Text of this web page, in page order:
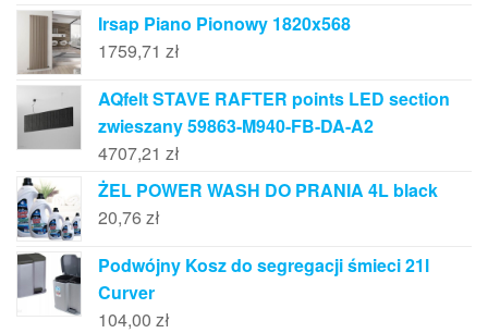
Irsap Piano Pionowy 1820x568
1759,71 zł
AQfelt STAVE RAFTER points LED section
zwieszany 59863-M940-FB-DA-A2
4707,21 zł
ŻEL POWER WASH DO PRANIA 4L black
20,76 zł
Podwójny Kosz do segregacji śmieci 21l
Curver
104,00 zł